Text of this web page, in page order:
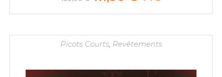
était : est :
Picots Courts, Revêtements